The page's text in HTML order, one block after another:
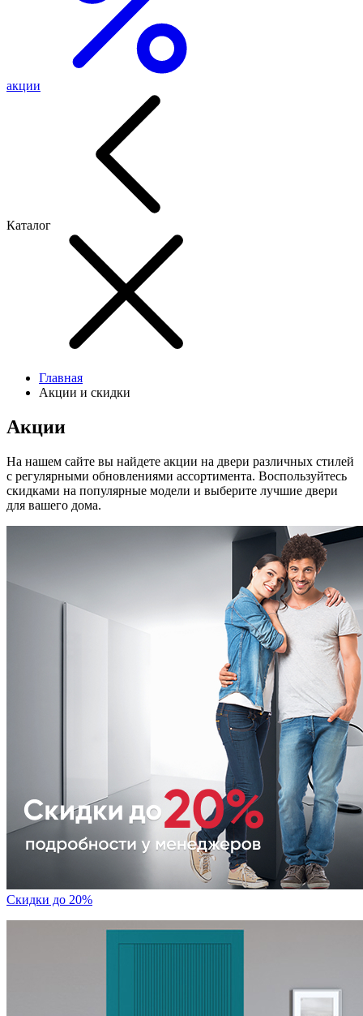
акции
Каталог
Главная
Акции и скидки
Акции
На нашем сайте вы найдете акции на двери различных стилей
с регулярными обновлениями ассортимента. Воспользуйтесь
скидками на популярные модели и выберите лучшие двери
для вашего дома.
Скидки до 20%